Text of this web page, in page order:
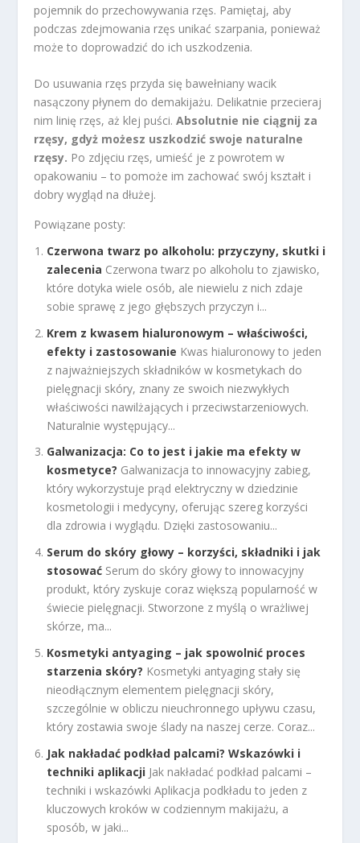
pojemnik do przechowywania rzęs. Pamiętaj, aby
podczas zdejmowania rzęs unikać szarpania, ponieważ
może to doprowadzić do ich uszkodzenia.
Do usuwania rzęs przyda się bawełniany wacik
nasączony płynem do demakijażu. Delikatnie przecieraj
nim linię rzęs, aż klej puści.Absolutnie nie ciągnij za
rzęsy, gdyż możesz uszkodzić swoje naturalne
rzęsy. Po zdjęciu rzęs, umieść je z powrotem w
opakowaniu – to pomoże im zachować swój kształt i
dobry wygląd na dłużej.
Powiązane posty:
Czerwona twarz po alkoholu: przyczyny, skutki i
zalecenia Czerwona twarz po alkoholu to zjawisko,
które dotyka wiele osób, ale niewielu z nich zdaje
sobie sprawę z jego głębszych przyczyn i...
Krem z kwasem hialuronowym – właściwości,
efekty i zastosowanie Kwas hialuronowy to jeden
z najważniejszych składników w kosmetykach do
pielęgnacji skóry, znany ze swoich niezwykłych
właściwości nawilżających i przeciwstarzeniowych.
Naturalnie występujący...
Galwanizacja: Co to jest i jakie ma efekty w
kosmetyce? Galwanizacja to innowacyjny zabieg,
który wykorzystuje prąd elektryczny w dziedzinie
kosmetologii i medycyny, oferując szereg korzyści
dla zdrowia i wyglądu. Dzięki zastosowaniu...
Serum do skóry głowy – korzyści, składniki i jak
stosować Serum do skóry głowy to innowacyjny
produkt, który zyskuje coraz większą popularność w
świecie pielęgnacji. Stworzone z myślą o wrażliwej
skórze, ma...
Kosmetyki antyaging – jak spowolnić proces
starzenia skóry? Kosmetyki antyaging stały się
nieodłącznym elementem pielęgnacji skóry,
szczególnie w obliczu nieuchronnego upływu czasu,
który zostawia swoje ślady na naszej cerze. Coraz...
Jak nakładać podkład palcami? Wskazówki i
techniki aplikacji Jak nakładać podkład palcami –
techniki i wskazówki Aplikacja podkładu to jeden z
kluczowych kroków w codziennym makijażu, a
sposób, w jaki...